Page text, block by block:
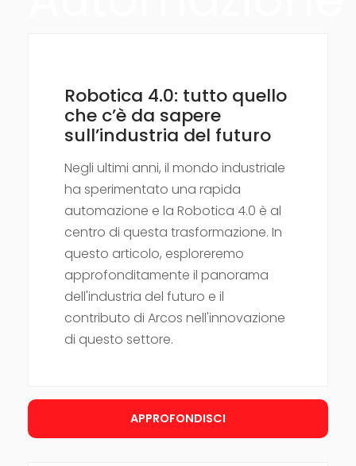
Robotica 4.0: tutto quello
che c’è da sapere
sull’industria del futuro
Negli ultimi anni, il mondo industriale
ha sperimentato una rapida
automazione e la Robotica 4.0 è al
centro di questa trasformazione. In
questo articolo, esploreremo
approfonditamente il panorama
dell'industria del futuro e il
contributo di Arcos nell'innovazione
di questo settore.
APPROFONDISCI